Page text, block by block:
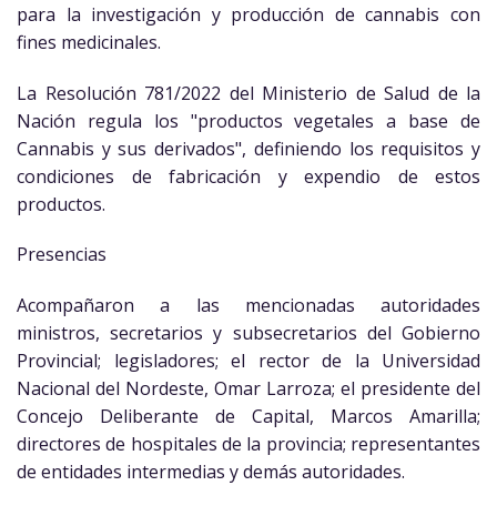
para la investigación y producción de cannabis con
fines medicinales.
La Resolución 781/2022 del Ministerio de Salud de la
Nación regula los "productos vegetales a base de
Cannabis y sus derivados", definiendo los requisitos y
condiciones de fabricación y expendio de estos
productos.
Presencias
Acompañaron a las mencionadas autoridades
ministros, secretarios y subsecretarios del Gobierno
Provincial; legisladores; el rector de la Universidad
Nacional del Nordeste, Omar Larroza; el presidente del
Concejo Deliberante de Capital, Marcos Amarilla;
directores de hospitales de la provincia; representantes
de entidades intermedias y demás autoridades.